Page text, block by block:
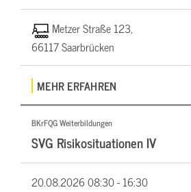
Metzer Straße 123,
66117 Saarbrücken
MEHR ERFAHREN
BKrFQG Weiterbildungen
SVG Risikosituationen IV
20.08.202608:30 - 16:30